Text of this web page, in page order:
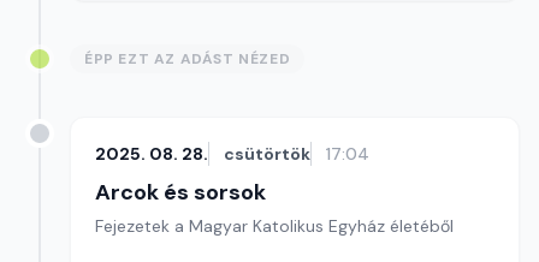
ÉPP EZT AZ ADÁST NÉZED
2025. 08. 28. csütörtök 17:04
Arcok és sorsok
Fejezetek a Magyar Katolikus Egyház életéből